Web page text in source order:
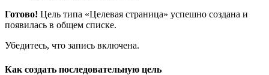
Готово! Цель типа «Целевая страница» успешно создана и
появилась в общем списке.
Убедитесь, что запись включена.
Как создать последовательную цель